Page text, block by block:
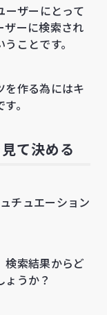
ーザーにとって
ザーに検索され
ことです。
を作る為にはキ
。
て決める
チュエーション
検索結果からど
うか？